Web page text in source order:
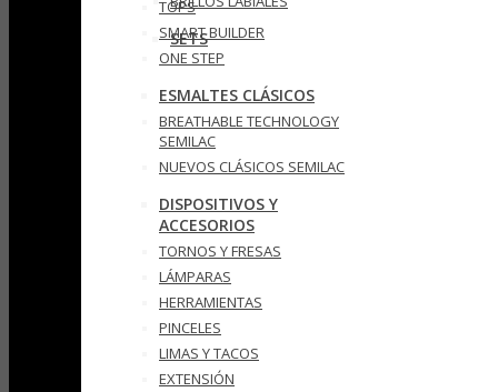
SETS
TOPS
SMART BUILDER
ONE STEP
ESMALTES CLÁSICOS
BREATHABLE TECHNOLOGY
SEMILAC
NUEVOS CLÁSICOS SEMILAC
DISPOSITIVOS Y
ACCESORIOS
TORNOS Y FRESAS
LÁMPARAS
HERRAMIENTAS
PINCELES
LIMAS Y TACOS
EXTENSIÓN